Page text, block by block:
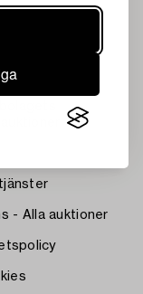
- Alla auktioner